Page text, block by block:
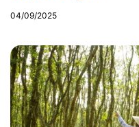
04/09/2025